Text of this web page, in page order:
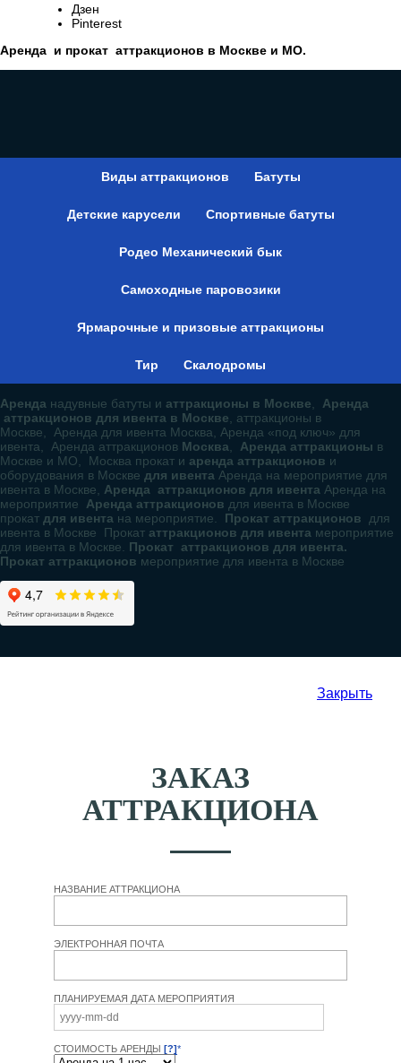
Дзен
Pinterest
Аренда и прокат аттракционов в Москве и МО.
Виды аттракционов Батуты
Детские карусели Спортивные батуты
Родео Механический бык
Самоходные паровозики
Ярмарочные и призовые аттракционы
Тир Скалодромы
Аренда надувные батуты и аттракционы в Москве
Аренда
аттракционов для ивента в Москве , аттракционы в
Москве, Аренда для ивента Москва, Аренда «под ключ» для
ивента, Аренда аттракционов Москва Аренда аттракционы в
Москве и МО, Москва прокат и аренда аттракционов и
оборудования в Москве для ивента Аренда на мероприятие для
ивента в Москве, Аренда аттракционов для ивента Аренда на
мероприятие Аренда аттракционов для ивента в Москве
прокат для ивента на мероприятие. Прокат аттракционов для
ивента в Москве Прокат аттракционов для ивента мероприятие
для ивента в Москве. Прокат аттракционов для ивента.
Прокат аттракционов мероприятие для ивента в Москве
Закрыть
ЗАКАЗ
АТТРАКЦИОНА
НАЗВАНИЕ АТТРАКЦИОНА
ЭЛЕКТРОННАЯ ПОЧТА
ПЛАНИРУЕМАЯ ДАТА МЕРОПРИЯТИЯ
СТОИМОСТЬ АРЕНДЫ [?]*